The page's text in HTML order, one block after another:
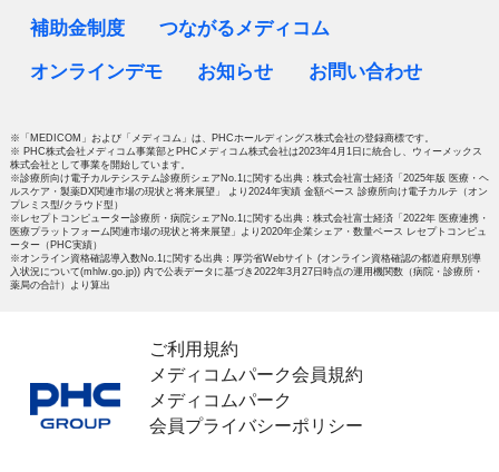
補助金制度 つながるメディコム
オンラインデモ お知らせ お問い合わせ
※「MEDICOM」および「メディコム」は、PHCホールディングス株式会社の登録商標です。
※ PHC株式会社メディコム事業部とPHCメディコム株式会社は2023年4月1日に統合し、ウィーメックス
株式会社として事業を開始しています。
※診療所向け電子カルテシステム診療所シェアNo.1に関する出典：株式会社富士経済「2025年版 医療・ヘ
ルスケア・製薬DX関連市場の現状と将来展望」 より2024年実績 金額ベース 診療所向け電子カルテ（オン
プレミス型/クラウド型）
※レセプトコンピューター診療所・病院シェアNo.1に関する出典：株式会社富士経済「2022年 医療連携・
医療プラットフォーム関連市場の現状と将来展望」より2020年企業シェア・数量ベース レセプトコンピュ
ーター（PHC実績）
※オンライン資格確認導入数No.1に関する出典：厚労省Webサイト (オンライン資格確認の都道府県別導
入状況について(mhlw.go.jp)) 内で公表データに基づき2022年3月27日時点の運用機関数（病院・診療所・
薬局の合計）より算出
ご利用規約
メディコムパーク会員規約
メディコムパーク
会員プライバシーポリシー